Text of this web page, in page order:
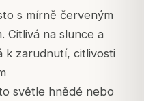
s mírně červeným
Citlivá na slunce a
k zarudnutí, citlivosti
světle hnědé nebo